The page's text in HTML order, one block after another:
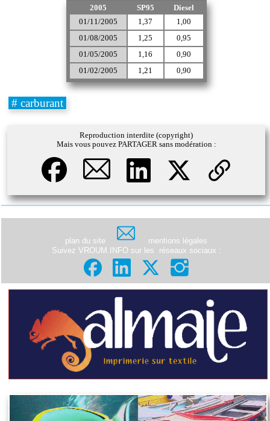
2005 SP95
Diesel
01/11/2005
1,37
1,00
01/08/2005
1,25
0,95
01/05/2005
1,16
0,90
01/02/2005
1,21 0,90
# carburant
Reproduction interdite (copyright)
Mais vous pouvez PARTAGER sans modération :
plan du site
mentions légales
Suivez VROUM.INFO sur les
réseaux sociaux :